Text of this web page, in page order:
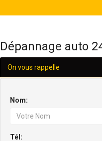
H/24
Dépannage auto
On vous rappelle
Nom:
Tél: